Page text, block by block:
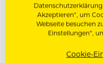
Datenschutzerklärung
Akzeptieren“, um
Webseite besuchen
Einstellungen“,
Cookie-